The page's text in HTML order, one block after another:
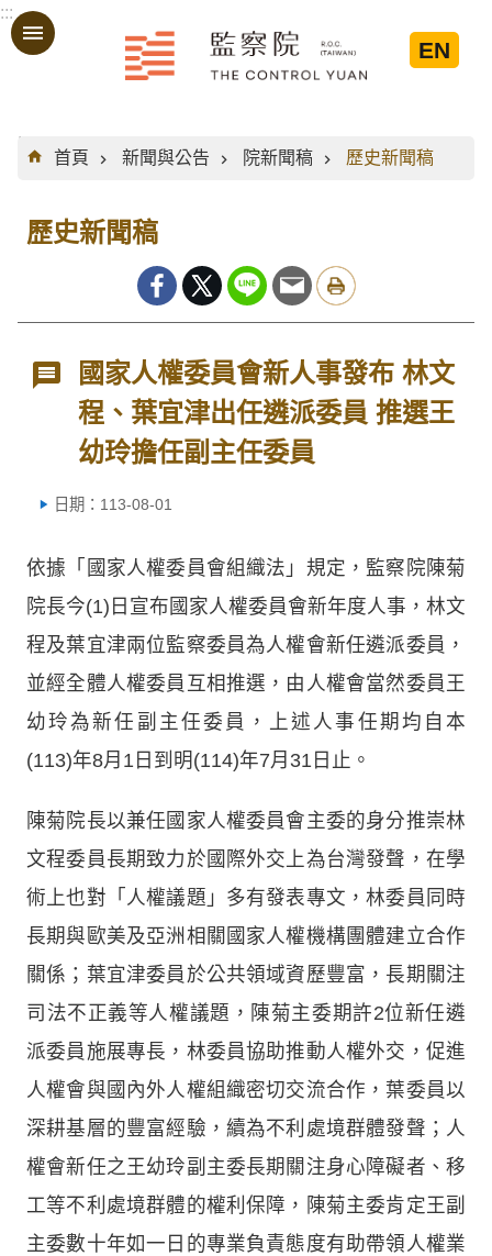
跳到主要內容區塊
:::
EN
:::
首頁
新聞與公告 院新聞稿 歷史新聞稿
歷史新聞稿
國家人權委員會新人事發布 林文
程、葉宜津出任遴派委員 推選王
幼玲擔任副主任委員
日期：113-08-01
依據「國家人權委員會組織法」規定，監察院陳菊
院長今(1)日宣布國家人權委員會新年度人事，林文
程及葉宜津兩位監察委員為人權會新任遴派委員，
並經全體人權委員互相推選，由人權會當然委員王
幼玲為新任副主任委員，上述人事任期均自本
(113)年8月1日到明(114)年7月31日止。
陳菊院長以兼任國家人權委員會主委的身分推崇林
文程委員長期致力於國際外交上為台灣發聲，在學
術上也對「人權議題」多有發表專文，林委員同時
長期與歐美及亞洲相關國家人權機構團體建立合作
關係；葉宜津委員於公共領域資歷豐富，長期關注
司法不正義等人權議題，陳菊主委期許2位新任遴
派委員施展專長，林委員協助推動人權外交，促進
人權會與國內外人權組織密切交流合作，葉委員以
深耕基層的豐富經驗，續為不利處境群體發聲；人
權會新任之王幼玲副主委長期關注身心障礙者、移
工等不利處境群體的權利保障，陳菊主委肯定王副
主委數十年如一日的專業負責態度有助帶領人權業